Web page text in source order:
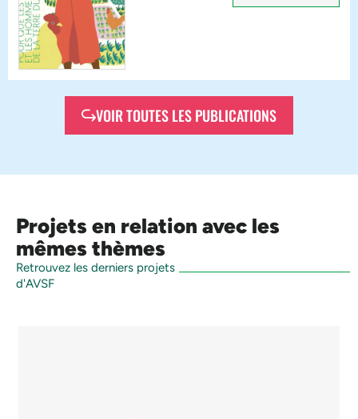
VOIR TOUTES LES PUBLICATIONS
Projets en relation avec les
mêmes thèmes
Retrouvez les derniers projets
d'AVSF